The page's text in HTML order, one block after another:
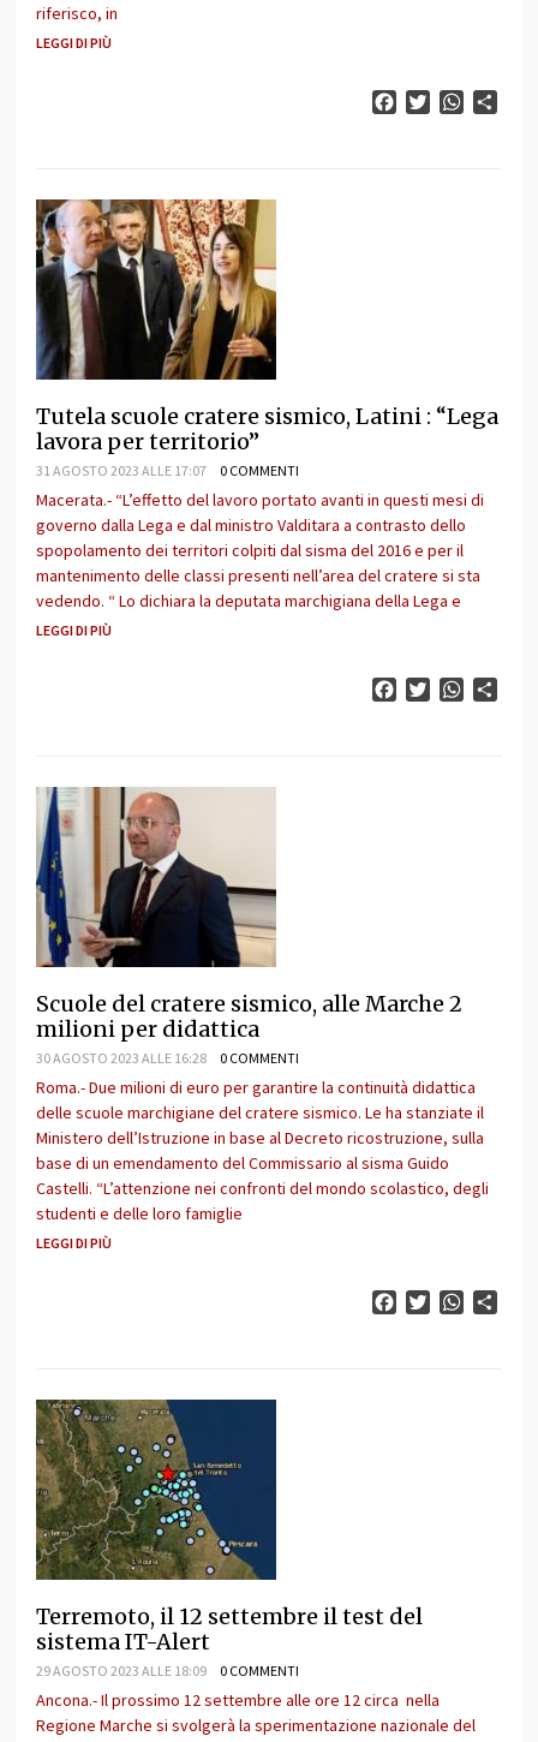
riferisco, in
LEGGI DI PIÙ
FacebookTwitter
Tutela scuole cratere sismico, Latini : “Lega
lavora per territorio”
31 AGOSTO 2023 ALLE 17:07 0 COMMENTI
Macerata.- “L’effetto del lavoro portato avanti in questi mesi di
governo dalla Lega e dal ministro Valditara a contrasto dello
spopolamento dei territori colpiti dal sisma del 2016 e per il
mantenimento delle classi presenti nell’area del cratere si sta
vedendo. “ Lo dichiara la deputata marchigiana della Lega e
LEGGI DI PIÙ
FacebookTwitter
Scuole del cratere sismico, alle Marche 2
milioni per didattica
30 AGOSTO 2023 ALLE 16:28 0 COMMENTI
Roma.- Due milioni di euro per garantire la continuità didattica
delle scuole marchigiane del cratere sismico. Le ha stanziate il
Ministero dell’Istruzione in base al Decreto ricostruzione, sulla
base di un emendamento del Commissario al sisma Guido
Castelli. “L’attenzione nei confronti del mondo scolastico, degli
studenti e delle loro famiglie
LEGGI DI PIÙ
FacebookTwitter
Terremoto, il 12 settembre il test del
sistema IT-Alert
29 AGOSTO 2023 ALLE 18:09 0 COMMENTI
Ancona.- Il prossimo 12 settembre alle ore 12 circa nella
Regione Marche si svolgerà la sperimentazione nazionale del